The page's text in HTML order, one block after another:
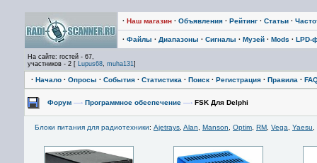
· Наш магазин · Объявления · Рейтинг · Статьи ·
· Файлы · Диапазоны · Сигналы · Музей · Mods · LPD-
На сайте: гостей - 67,
участников - 2 [ Lupus68, muha131]
· Начало · Опросы · События · Статистика · Поиск · Регистрация · Правила ·
Форум —› Программное обеспечение —› FSK Для Delphi
Блоки питания для радиотехники: Ajetrays Alan Manson Optim RM Vega Yaesu